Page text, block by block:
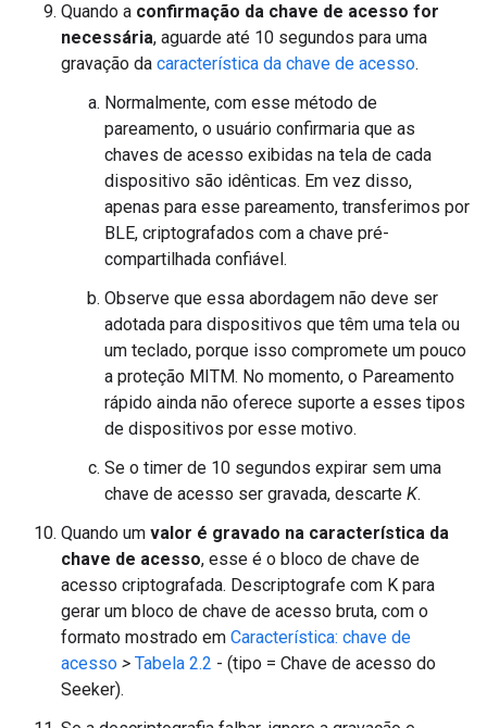
Quando a confirmação da chave de acesso for
necessária, aguarde até 10 segundos para uma
gravação da característica da chave de acesso.
Normalmente, com esse método de
pareamento, o usuário confirmaria que as
chaves de acesso exibidas na tela de cada
dispositivo são idênticas. Em vez disso,
apenas para esse pareamento, transferimos por
BLE, criptografados com a chave pré-
compartilhada confiável.
Observe que essa abordagem não deve ser
adotada para dispositivos que têm uma tela ou
um teclado, porque isso compromete um pouco
a proteção MITM. No momento, o Pareamento
rápido ainda não oferece suporte a esses tipos
de dispositivos por esse motivo.
Se o timer de 10 segundos expirar sem uma
chave de acesso ser gravada, descarte K.
Quando um valor é gravado na característica da
chave de acesso, esse é o bloco de chave de
acesso criptografada. Descriptografe com K para
gerar um bloco de chave de acesso bruta, com o
formato mostrado em Característica: chave de
acesso > Tabela 2.2 - (tipo = Chave de acesso do
Seeker).